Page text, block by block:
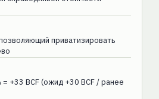
приватизировать
+33 BCF (ожид +30 BCF / ранее